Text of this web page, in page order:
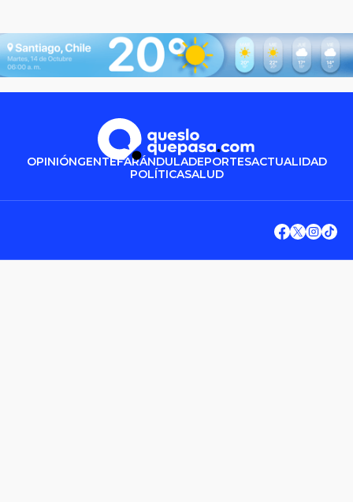
OPINIÓNGENTEFARÁNDULADEPORTESACTUALIDAD
POLÍTICASALUD